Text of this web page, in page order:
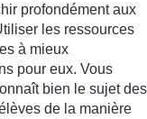
profondément aux
les ressources
à mieux
pour eux. Vous
bien le sujet des
de la manière